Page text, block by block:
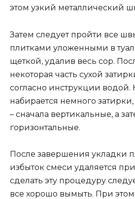
этом узкий металлический
Затем следует пройти все
плитками уложенными в
щеткой, удалив весь сор.
некоторая часть сухой
согласно инструкции водой.
набирается немного
– сначала вертикальные, а
горизонтальные.
После завершения укладки
избыток смеси удаляется
сделать эту процедуру
все хорошо вымыть. При этом